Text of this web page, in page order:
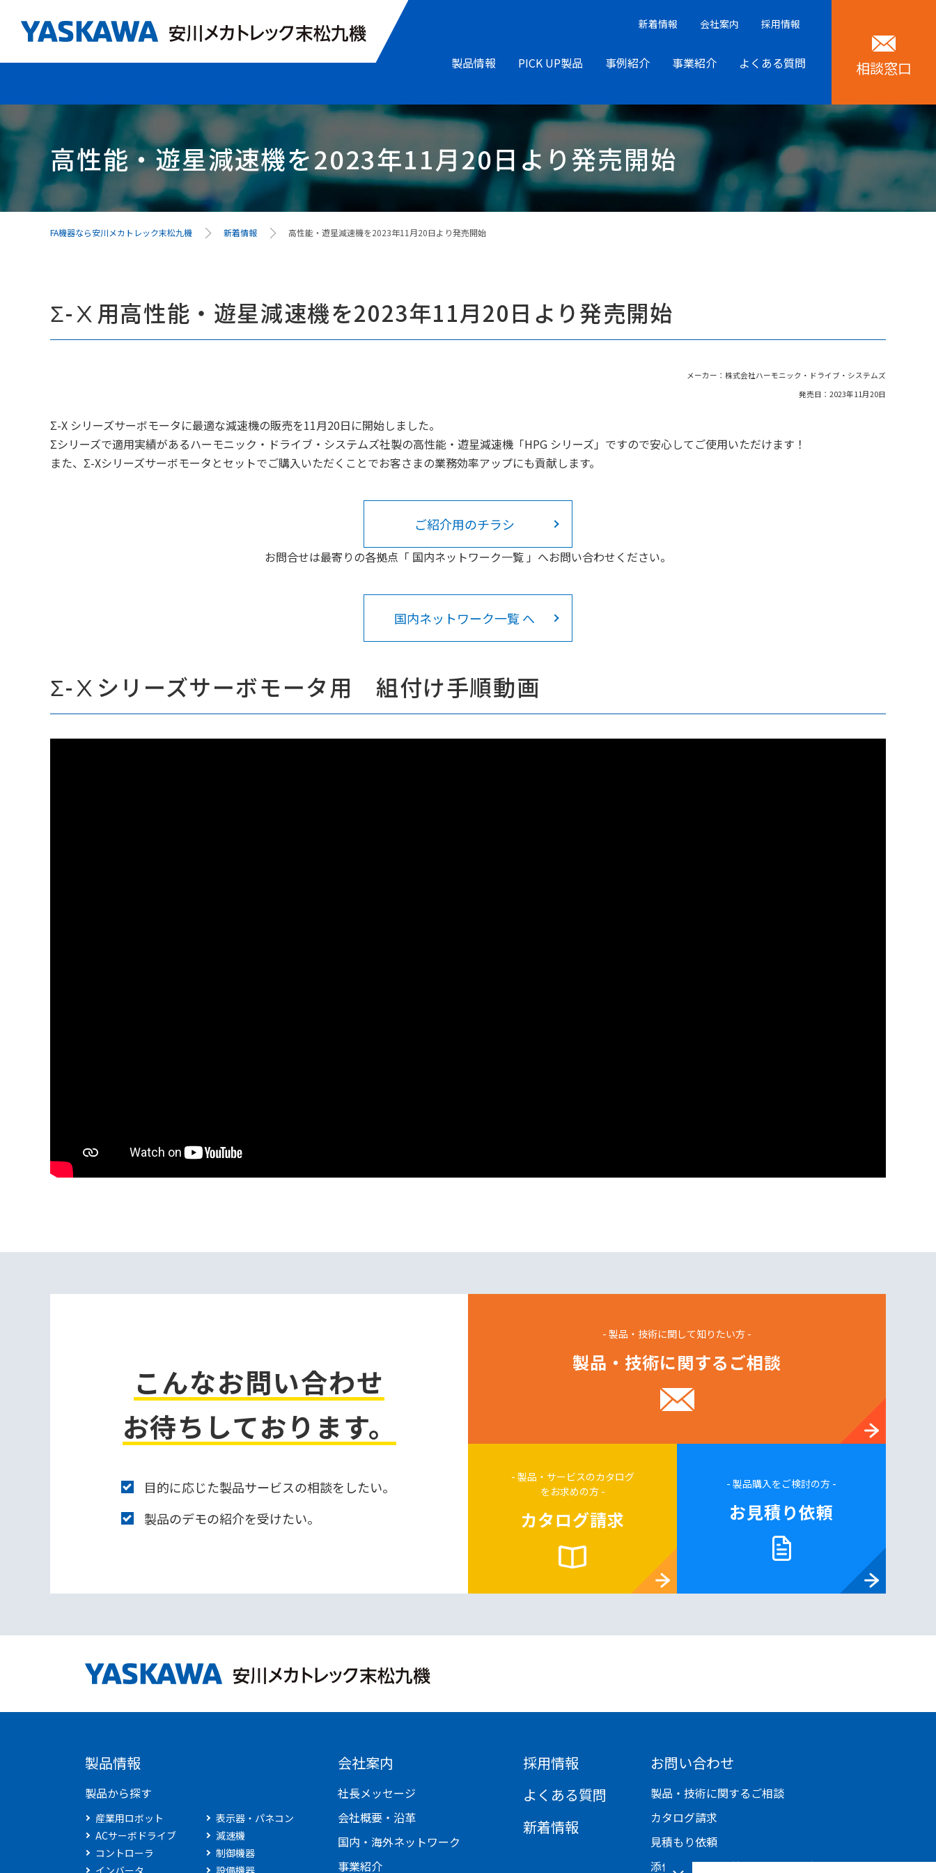
新着情報 会社案内 採用情報
製品情報 PICK UP製品 事例紹介 事業紹介 よくある質問 相談窓口
高性能・遊星減速機を2023年11月20日より発売開始
FA機器なら安川メカトレック末松九機 新着情報 高性能・遊星減速機を2023年11月20日より発売開始
Σ-Ⅹ用高性能・遊星減速機を2023年11月20日より発売開始
メーカー：株式会社ハーモニック・ドライブ・システムズ
発売日：2023年11月20日
Σ-X シリーズサーボモータに最適な減速機の販売を11月20日に開始しました。
Σシリーズで適用実績があるハーモニック・ドライブ・システムズ社製の高性能・遊星減速機「HPG シリーズ」ですので安心してご使用いただけます！
また、Σ-Xシリーズサーボモータとセットでご購入いただくことでお客さまの業務効率アップにも貢献します。
ご紹介用のチラシ
お問合せは最寄りの各拠点「 国内ネットワーク一覧 」へお問い合わせください。
国内ネットワーク一覧 へ
Σ-Ⅹシリーズサーボモータ用 組付け手順動画
こんなお問い合わせ
お待ちしております。
目的に応じた製品サービスの相談をしたい。
製品のデモの紹介を受けたい。
- 製品・技術に関して知りたい方 -
製品・技術に関するご相談
- 製品・サービスのカタログ
をお求めの方 -
カタログ請求
- 製品購入をご検討の方 -
お見積り依頼
製品情報
製品から探す
産業用ロボット
ACサーボドライブ
コントローラ
インバータ
表示器・パネコン
減速機
制御機器
設備機器
会社案内
社長メッセージ
会社概要・沿革
国内・海外ネットワーク
事業紹介
採用情報
よくある質問
新着情報
お問い合わせ
製品・技術に関するご相談
カタログ請求
見積もり依頼
添付ファイルを利用したお問い合わせ